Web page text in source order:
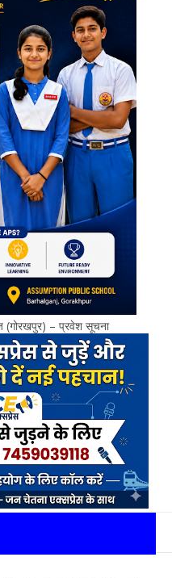
– प्रवेश सूचना